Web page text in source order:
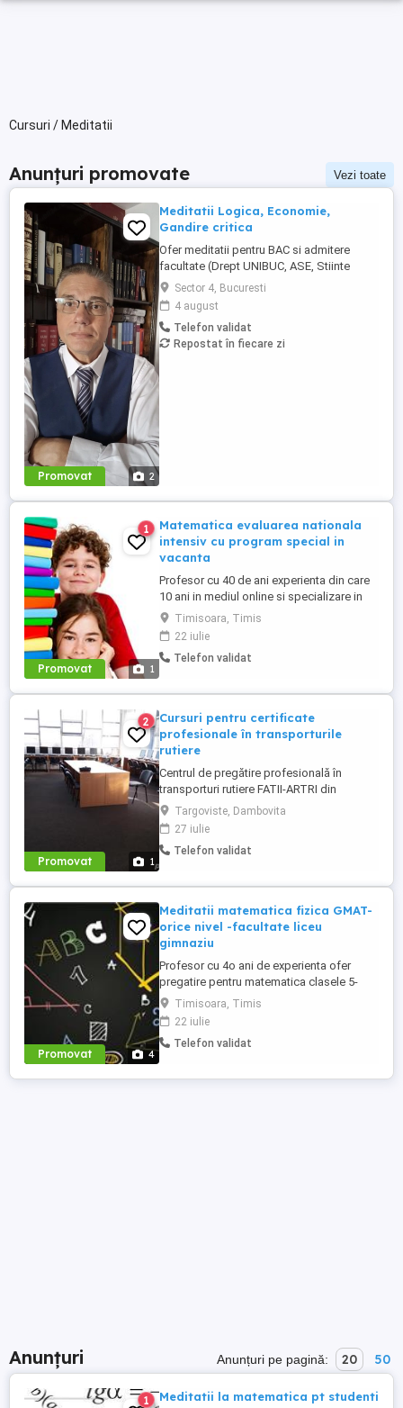
Cursuri / Meditatii
Anunțuri promovate Vezi toate
Promovat 2
Meditatii Logica, Economie,
Gandire critica
Ofer meditatii pentru BAC si admitere
facultate (Drept UNIBUC, ASE, Stiinte
politice, Psihologie etc) la disciplinele
Economie Logica Gandire critica. De
asemenea, pregatirea se poate realiza si
la disciplina Filosofie. Detin o bogata
experienta didactica atat cu elevi, ca
Sector 4, Bucuresti
4 august
Telefon validat
Repostat în fiecare zi
Promovat 1
1
Matematica evaluarea nationala
intensiv cu program special in
vacanta
Profesor cu 40 de ani experienta din care
10 ani in mediul online si specializare in
evaluare nationala, ofer pregatire pentru
suport teoretic, teme, teste si examen de
admitere.Reusita este garantata in raport
cu obiectivul stabilit. Sedintele se
maxim doi elevi ...
Timisoara, Timis
22 iulie
Telefon validat
Promovat 1
2
Cursuri pentru certificate
profesionale în transporturile
rutiere
Centrul de pregătire profesională în
transporturi rutiere FATII-ARTRI din
TÂRGOVIȘTE, str. Calea Domnească, nr.
307, în incinta fostei Arta Populară , vis-a-
vis de restaurantul Toscani, organizează
cursuri pentru obținerea certificatelor
Manageri de ...
Targoviste, Dambovita
27 iulie
Telefon validat
Promovat 4
Meditatii matematica fizica GMAT-
orice nivel -facultate liceu
gimnaziu
Profesor cu 4o ani de experienta ofer
pregatire pentru matematica clasele 5-
8,evaluare nationala,clasele 9-
12,bacalaureat sesiunea 1 si 2,admitere
facultate,examene, partiale si restante
studenti an 1 si 2 indiferent de nivelul de
sustinut si pentru viitori studenti ...
Timisoara, Timis
22 iulie
Telefon validat
Anunțuri Anunțuri pe pagină: 20 50
1 Meditatii la matematica pt studenti